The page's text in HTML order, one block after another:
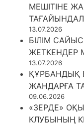
МЕШІТІНЕ
13.07.2026
БІЛІМ
ЖЕТКЕНДЕР
13.07.2026
ҚҰРБАНДЫҚ
ЖАНДАРҒА
09.06.2026
«ЗЕРДЕ»
КЛУБЫНЫҢ